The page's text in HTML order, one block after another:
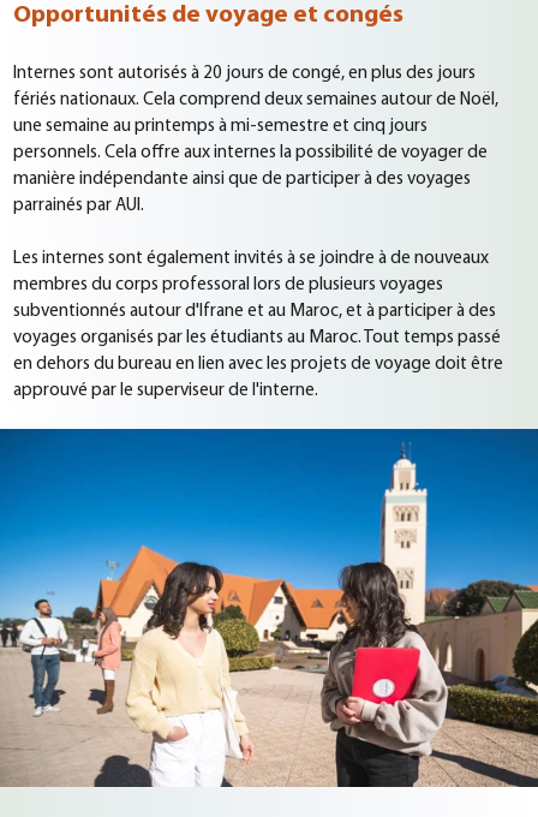
Opportunités de voyage et congés
Internes sont autorisés à 20 jours de congé, en plus des jours
fériés nationaux. Cela comprend deux semaines autour de Noël,
une semaine au printemps à mi-semestre et cinq jours
personnels. Cela offre aux internes la possibilité de voyager de
manière indépendante ainsi que de participer à des voyages
parrainés par AUI.
Les internes sont également invités à se joindre à de nouveaux
membres du corps professoral lors de plusieurs voyages
subventionnés autour d'Ifrane et au Maroc, et à participer à des
voyages organisés par les étudiants au Maroc. Tout temps passé
en dehors du bureau en lien avec les projets de voyage doit être
approuvé par le superviseur de l'interne.